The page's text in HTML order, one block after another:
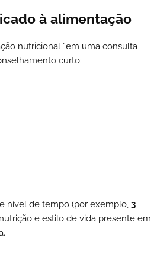
à alimentação
nutricional “em uma consulta
curto:
nível de tempo (por exemplo, 3
e estilo de vida presente em